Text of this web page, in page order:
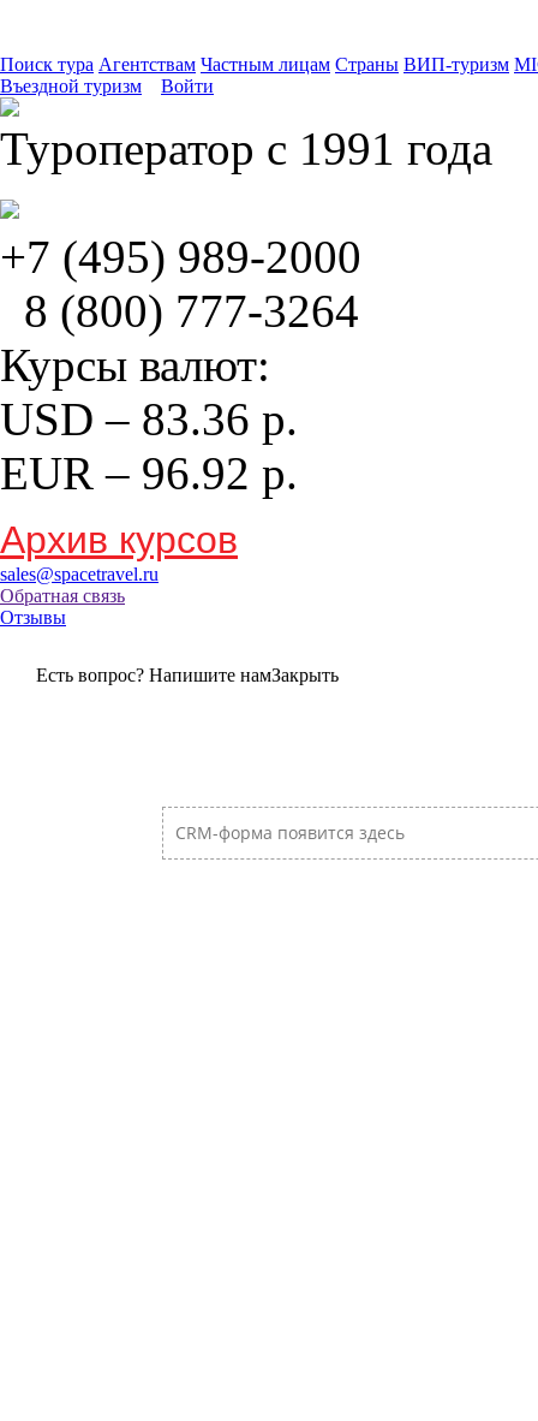
Поиск тура Агентствам Частным лицам Страны ВИП-туризм
Въездной туризм
Войти
Туроператор с 1991 года
+7 (495) 989-2000
8 (800) 777-3264
Курсы валют:
USD – 83.36 р.
EUR – 96.92 р.
Архив курсов
sales@spacetravel.ru
Обратная связь
Отзывы
Есть вопрос? Напишите намЗакрыть